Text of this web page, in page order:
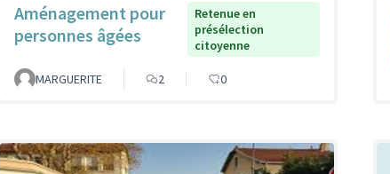
Aménagement pour
personnes âgées
Retenue en
présélection
citoyenne
MARGUERITE 2 0